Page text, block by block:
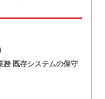
務 既存システムの保守